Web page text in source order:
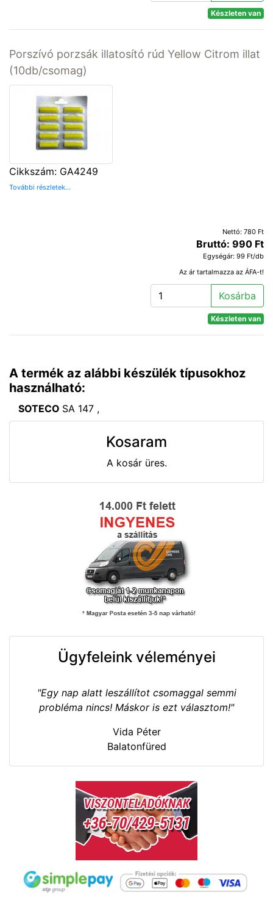
Készleten van
Porszívó porzsák illatosító rúd Yellow Citrom illat
(10db/csomag)
Cikkszám: GA4249
További részletek...
Nettó: 780 Ft
Bruttó: 990 Ft
Egységár: 99 Ft/db
Az ár tartalmazza az ÁFA-t!
Kosárba
Készleten van
A termék az alábbi készülék típusokhoz
használható:
SOTECO SA 147 ,
Kosaram
A kosár üres.
Ügyfeleink véleményei
"Egy nap alatt leszállítot csomaggal semmi
probléma nincs! Máskor is ezt választom!"
Vida Péter
Balatonfüred